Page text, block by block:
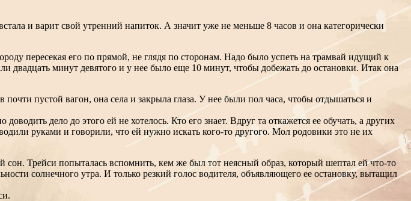
и варит свой утренний напиток. А значит уже не меньше 8 часов и она категорически
пересекая его по прямой, не глядя по сторонам. Надо было успеть на трамвай идущий к
двадцать минут девятого и у нее было еще 10 минут, чтобы добежать до остановки. Итак она
пустой вагон, она села и закрыла глаза. У нее были пол часа, чтобы отдышаться и
дело до этого ей не хотелось. Кто его знает. Вдруг та откажется ее обучать, а других
руками и говорили, что ей нужно искать кого-то другого. Мол родовики это не их
Трейси попыталась вспомнить, кем же был тот неясный образ, который шептал ей что-то
солнечного утра. И только резкий голос водителя, объявляющего ее остановку, вытащил